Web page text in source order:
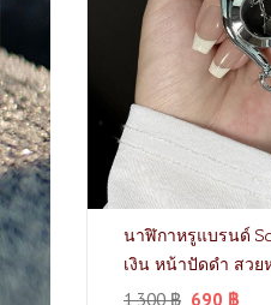
นาฬิกาหรูแบรนด์
เงิน หน้าปัดดำ สวย
1,300฿ 690 ฿